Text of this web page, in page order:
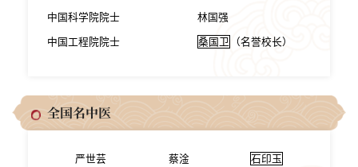
中国科学院院士 林国强
中国工程院院士 桑国卫 （名誉校长）
全国名中医
严世芸 蔡淦 石印玉